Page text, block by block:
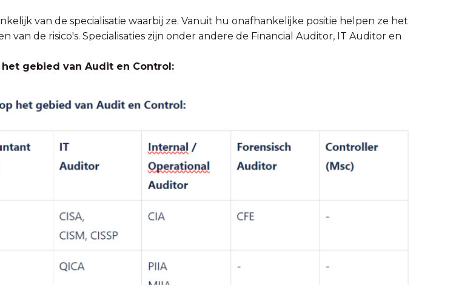
van de specialisatie waarbij ze. Vanuit hu onafhankelijke positie helpen ze het
van de risico's. Specialisaties zijn onder andere de Financial Auditor, IT Auditor en
gebied van Audit en Control: